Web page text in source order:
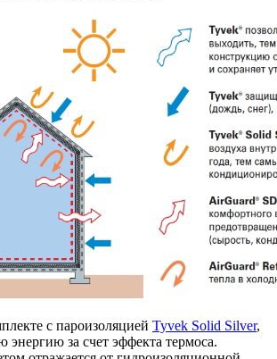
с пароизоляцией Tyvek Solid Silver,
энергию за счет эффекта термоса.